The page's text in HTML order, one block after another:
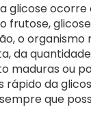
glicose ocorre
frutose,
o
da
maduras ou
da
que